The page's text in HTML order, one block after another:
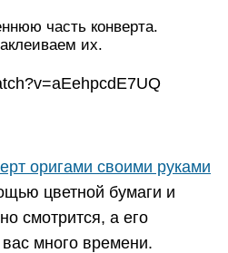
часть конверта.
их.
оригами своими руками
цветной бумаги и
смотрится, а его
много времени.